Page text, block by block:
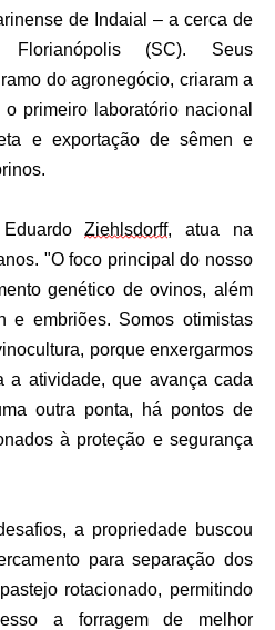
de Indaial – a cerca de
(SC). Seus
do agronegócio, criaram a
primeiro laboratório nacional
e exportação de sêmen e
EduardoZiehlsdorff, atua na
"O foco principal do nosso
genético de ovinos, além
e embriões. Somos otimistas
porque enxergarmos
a atividade, que avança cada
outra ponta, há pontos de
à proteção e segurança
a propriedade buscou
para separação dos
rotacionado, permitindo
a forragem de melhor